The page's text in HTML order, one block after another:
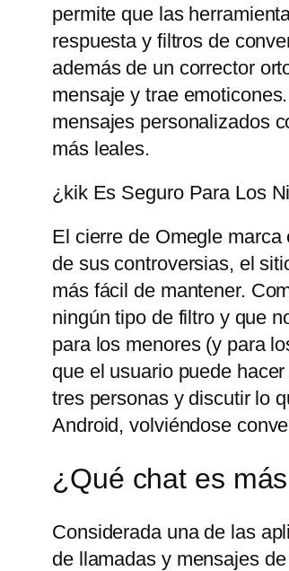
permite que las
respuesta y filtros de
además de un corrector
mensaje y trae
mensajes personalizados
más leales.
¿kik Es Seguro Para Los
El cierre de Omegle
de sus controversias, el
más fácil de mantener.
ningún tipo de filtro y que
para los menores (y para
que el usuario puede
tres personas y discutir lo
Android, volviéndose
¿Qué chat es
Considerada una de las
de llamadas y mensajes